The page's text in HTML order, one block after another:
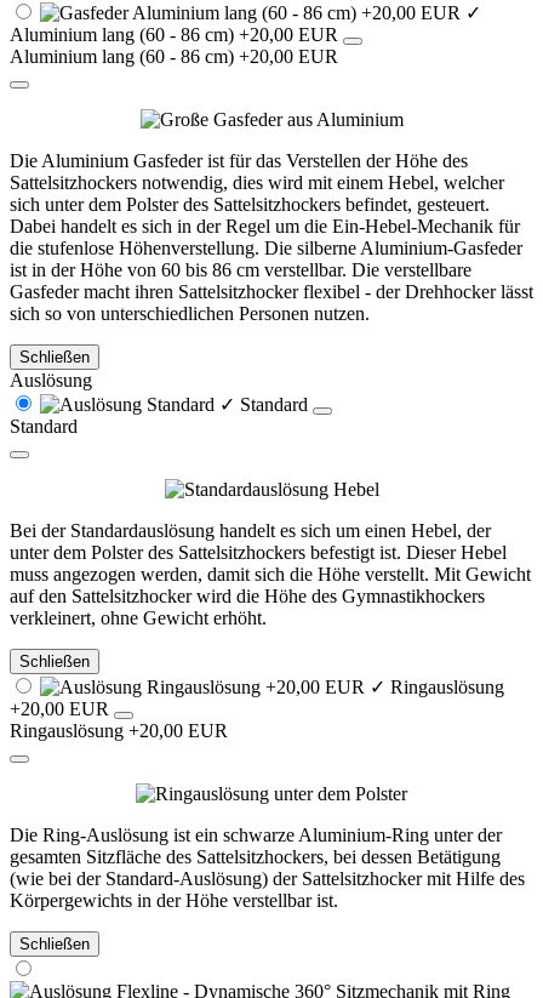
✓
Aluminium lang (60 - 86 cm) +20,00 EUR
Aluminium lang (60 - 86 cm) +20,00 EUR
Die Aluminium Gasfeder ist für das Verstellen der Höhe des
Sattelsitzhockers notwendig, dies wird mit einem Hebel, welcher
sich unter dem Polster des Sattelsitzhockers befindet, gesteuert.
Dabei handelt es sich in der Regel um die Ein-Hebel-Mechanik für
die stufenlose Höhenverstellung. Die silberne Aluminium-Gasfeder
ist in der Höhe von 60 bis 86 cm verstellbar. Die verstellbare
Gasfeder macht ihren Sattelsitzhocker flexibel - der Drehhocker lässt
sich so von unterschiedlichen Personen nutzen.
Schließen
Auslösung
✓ Standard
Standard
Bei der Standardauslösung handelt es sich um einen Hebel, der
unter dem Polster des Sattelsitzhockers befestigt ist. Dieser Hebel
muss angezogen werden, damit sich die Höhe verstellt. Mit Gewicht
auf den Sattelsitzhocker wird die Höhe des Gymnastikhockers
verkleinert, ohne Gewicht erhöht.
Schließen
✓ Ringauslösung
+20,00 EUR
Ringauslösung +20,00 EUR
Die Ring-Auslösung ist ein schwarze Aluminium-Ring unter der
gesamten Sitzfläche des Sattelsitzhockers, bei dessen Betätigung
(wie bei der Standard-Auslösung) der Sattelsitzhocker mit Hilfe des
Körpergewichts in der Höhe verstellbar ist.
Schließen